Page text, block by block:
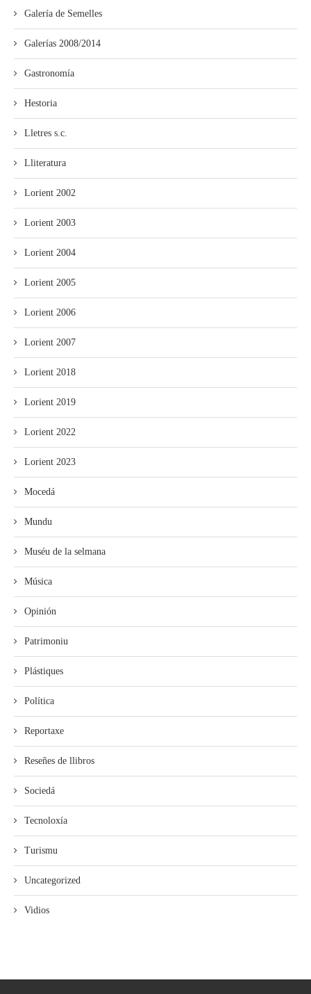
Galería de Semelles
Galerías 2008/2014
Gastronomía
Hestoria
Lletres s.c.
Lliteratura
Lorient 2002
Lorient 2003
Lorient 2004
Lorient 2005
Lorient 2006
Lorient 2007
Lorient 2018
Lorient 2019
Lorient 2022
Lorient 2023
Mocedá
Mundu
Muséu de la selmana
Música
Opinión
Patrimoniu
Plástiques
Política
Reportaxe
Reseñes de llibros
Sociedá
Tecnoloxía
Turismu
Uncategorized
Vidios